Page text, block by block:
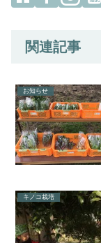
関連記事
お知らせ
キノコ栽培